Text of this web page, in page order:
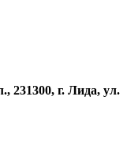
231300, г. Лида, ул.